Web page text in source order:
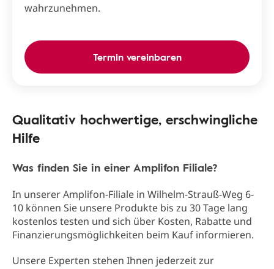
wahrzunehmen.
Termin vereinbaren
Qualitativ hochwertige, erschwingliche
Hilfe
Was finden Sie in einer Amplifon Filiale?
In unserer Amplifon-Filiale in Wilhelm-Strauß-Weg 6-
10 können Sie unsere Produkte bis zu 30 Tage lang
kostenlos testen und sich über Kosten, Rabatte und
Finanzierungsmöglichkeiten beim Kauf informieren.
Unsere Experten stehen Ihnen jederzeit zur